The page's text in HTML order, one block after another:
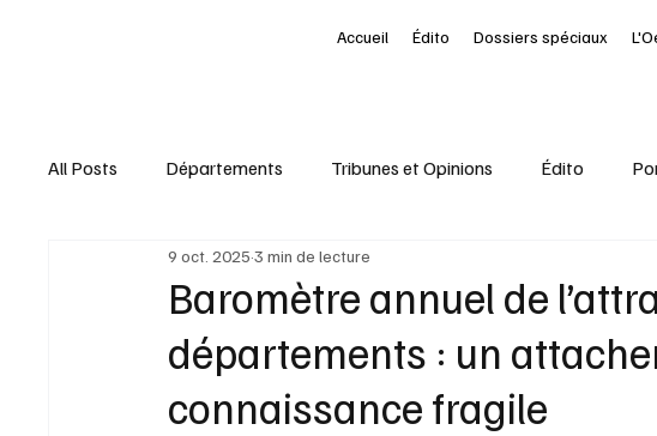
Accueil Édito Dossiers spéciaux
All Posts Départements Tribunes et Opinions Édito
Nominations Entreprises
interview À la une des Départements Le Petit Journal des
Baromètre annuel de
départements : un
connaissance fragile
9 oct. 2025 3 min de lecture